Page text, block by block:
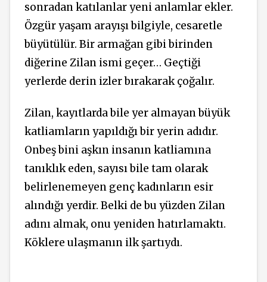
sonradan katılanlar yeni anlamlar ekler.
Özgür yaşam arayışı bilgiyle, cesaretle
büyütülür. Bir armağan gibi birinden
diğerine Zilan ismi geçer… Geçtiği
yerlerde derin izler bırakarak çoğalır.
Zilan, kayıtlarda bile yer almayan büyük
katliamların yapıldığı bir yerin adıdır.
Onbeş bini aşkın insanın katliamına
tanıklık eden, sayısı bile tam olarak
belirlenemeyen genç kadınların esir
alındığı yerdir. Belki de bu yüzden Zilan
adını almak, onu yeniden hatırlamaktı.
Köklere ulaşmanın ilk şartıydı.